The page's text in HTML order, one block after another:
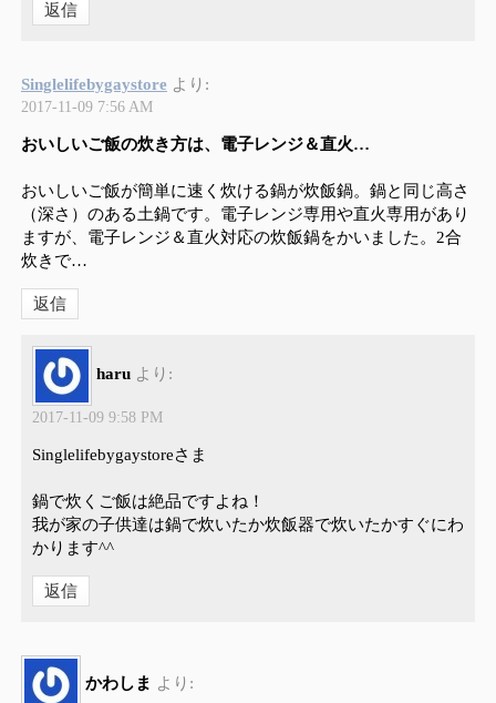
返信
Singlelifebygaystore より:
2017-11-09 7:56 AM
おいしいご飯の炊き方は、電子レンジ＆直火…
おいしいご飯が簡単に速く炊ける鍋が炊飯鍋。鍋と同じ高さ
（深さ）のある土鍋です。電子レンジ専用や直火専用があり
ますが、電子レンジ＆直火対応の炊飯鍋をかいました。2合
炊きで…
返信
haru より:
2017-11-09 9:58 PM
Singlelifebygaystoreさま
鍋で炊くご飯は絶品ですよね！
我が家の子供達は鍋で炊いたか炊飯器で炊いたかすぐにわ
かります^^
返信
かわしま より: